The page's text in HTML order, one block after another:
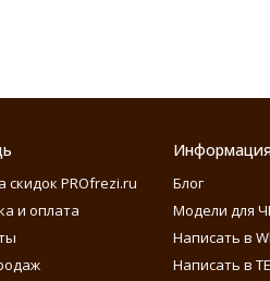
скидок PROfrezi.ru
и оплата
Блог
Модели для
Написать в
Написать в